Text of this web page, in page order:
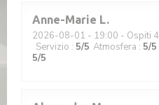
Anne-Marie L
2026-08-01 - 19:00 - Ospiti 4
Servizio : 5/5 Atmosfera : 5/5
5/5